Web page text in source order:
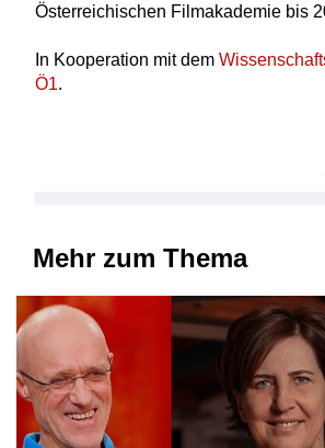
Österreichischen Filmakademie bis
In Kooperation mit dem
Ö1.
Mehr zum Thema